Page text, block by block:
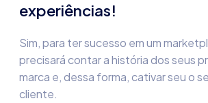
experiências!
Sim, para ter sucesso em um
precisará contar a história dos seus
marca e, dessa forma, cativar seu o
cliente.